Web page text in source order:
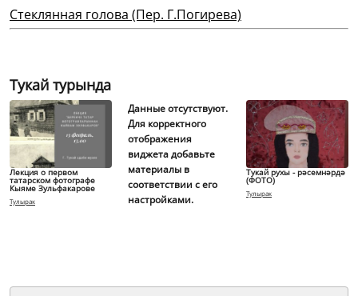
Стеклянная голова (Пер. Г.Погирева)
Тукай турында
Лекция о первом
татарском фотографе
Кыяме Зульфакарове
Тулырак
Данные отсутствуют.
Для корректного
отображения
виджета добавьте
материалы в
соответствии с его
настройками.
Тукай рухы - рәсемнәрдә
(ФОТО)
Тулырак